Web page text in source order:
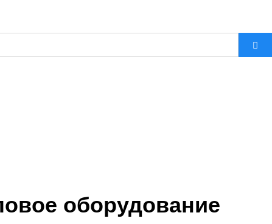
оборудование